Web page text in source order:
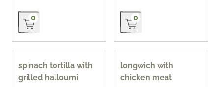
Přidat do košíku
0 Přidat do košíku
0
135 g
spinach tortilla with
grilled halloumi
longwich with
chicken meat